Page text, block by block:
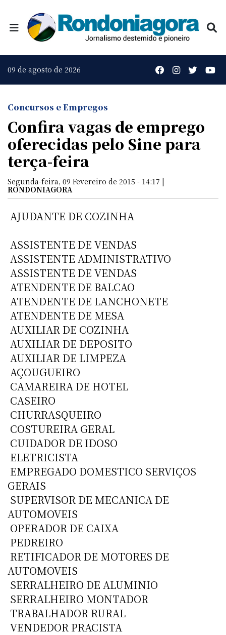
09 de agosto de 2026
Concursos e Empregos
Confira vagas de emprego
oferecidas pelo Sine para
terça-feira
Segunda-feira, 09 Fevereiro de 2015 - 14:17 |
RONDONIAGORA
 AJUDANTE DE COZINHA
 ASSISTENTE DE VENDAS
 ASSISTENTE ADMINISTRATIVO
 ASSISTENTE DE VENDAS
 ATENDENTE DE BALCAO
 ATENDENTE DE LANCHONETE
 ATENDENTE DE MESA
 AUXILIAR DE COZINHA
 AUXILIAR DE DEPOSITO
 AUXILIAR DE LIMPEZA
 AÇOUGUEIRO
 CAMAREIRA DE HOTEL
 CASEIRO
 CHURRASQUEIRO
 COSTUREIRA GERAL
 CUIDADOR DE IDOSO
 ELETRICISTA
 EMPREGADO DOMESTICO SERVIÇOS
GERAIS
 SUPERVISOR DE MECANICA DE
AUTOMOVEIS
 OPERADOR DE CAIXA
 PEDREIRO
 RETIFICADOR DE MOTORES DE
AUTOMOVEIS
 SERRALHEIRO DE ALUMINIO
 SERRALHEIRO MONTADOR
 TRABALHADOR RURAL
 VENDEDOR PRACISTA